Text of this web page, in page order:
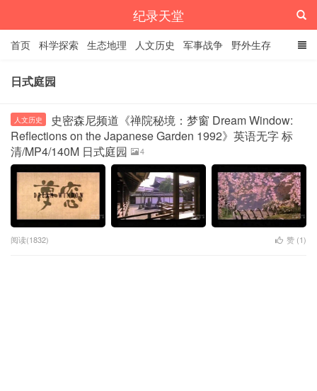
纪录天堂
首页 科学探索 生态地理 人文历史 军事战争 野外生存
经典纪录
日式庭园
人文历史
史密森尼频道《禅院秘境：梦窗 Dream Window:
Reflections on the Japanese Garden 1992》英语无字 标
清/MP4/140M 日式庭园
4
阅读(1832) 赞 (1)